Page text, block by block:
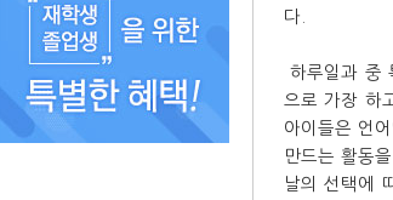
다.
하루일과 중
으로 가장 하
아이들은 언
만드는 활동
날의 선택에